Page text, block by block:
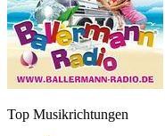
Top Musikrichtungen